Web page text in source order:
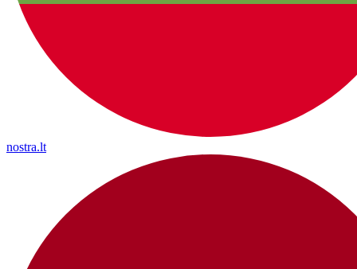
nostra.lt